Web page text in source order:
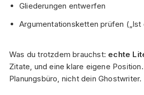
Gliederungen entwerfen
Argumentationsketten prüfen („Ist
Was du trotzdem brauchst: echte
Zitate, und eine klare eigene
Planungsbüro, nicht dein Ghostwriter.